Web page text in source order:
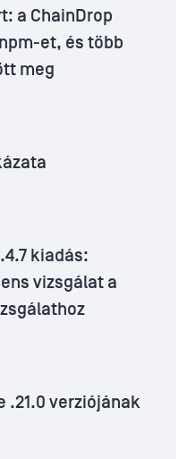
a ChainDrop
et, és több
meg
kiadás:
vizsgálat a
.21.0 verziójának